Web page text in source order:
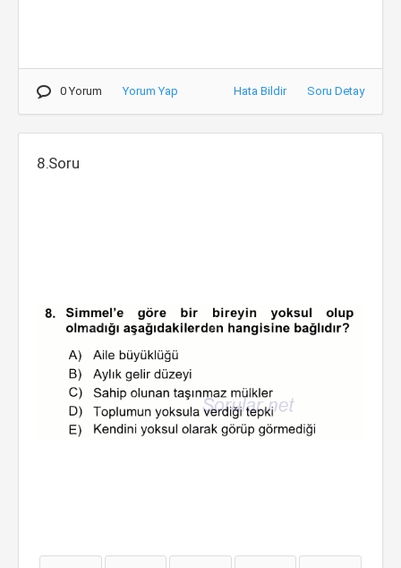
0 Yorum Yorum Yap Hata Bildir Soru Detay
8.Soru